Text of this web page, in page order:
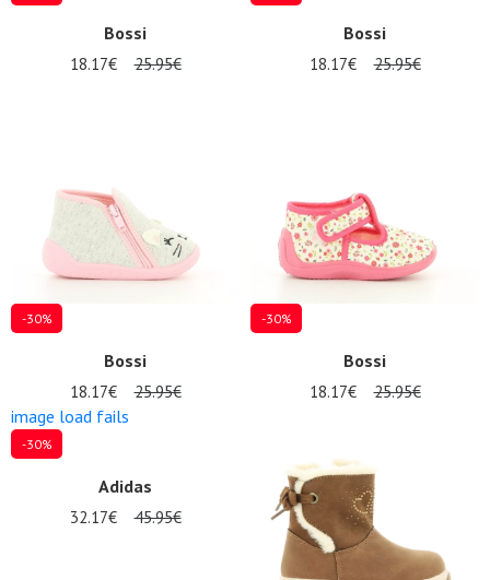
Bossi
18.17€ 25.95€
Bossi
18.17€ 25.95€
-30%
Bossi
18.17€ 25.95€
-30%
Bossi
18.17€ 25.95€
image load fails
-30%
Adidas
32.17€ 45.95€